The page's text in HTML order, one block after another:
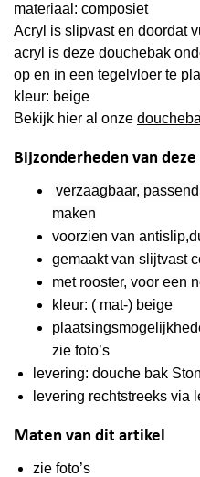
materiaal: composiet
Acryl is slipvast en doordat
acryl is deze douchebak
op en in een tegelvloer te
kleur: beige
Bekijk hier al onze
Bijzonderheden van deze
verzaagbaar,
maken
voorzien van
gemaakt van slijtvast
met rooster, voor een
kleur: ( mat-) beige
zie foto’s
levering: douche bak
levering rechtstreeks via
Maten van dit artikel
zie foto’s